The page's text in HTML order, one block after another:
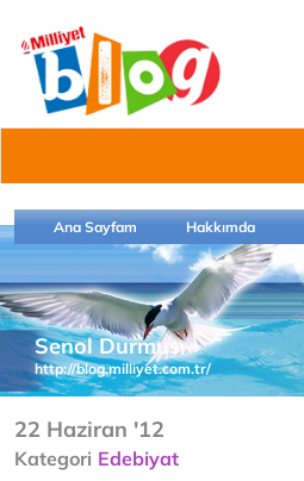
Ana Sayfam Hakkımda
Senol Durmus
http://blog.milliyet.com.tr/
22 Haziran '12
Kategori Edebiyat